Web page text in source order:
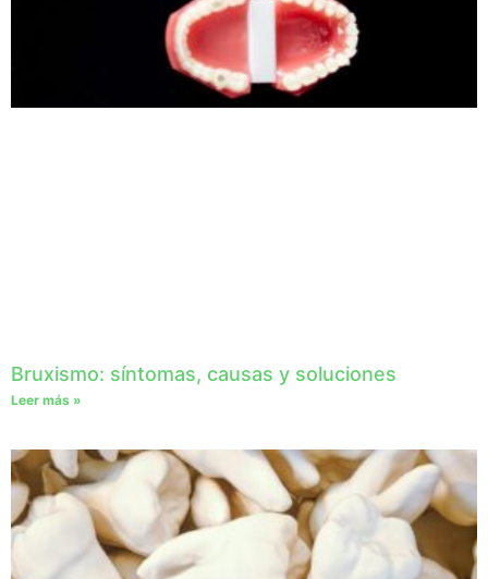
Bruxismo: síntomas, causas y soluciones
Leer más »